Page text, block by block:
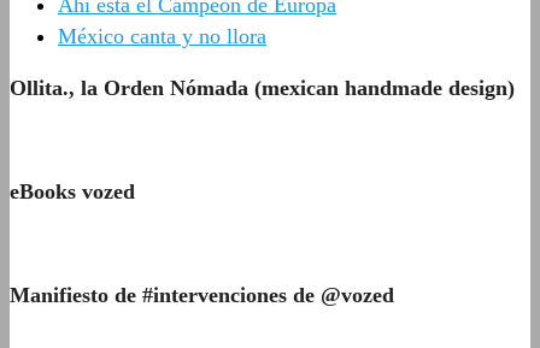
Ahí está el Campeón de Europa
México canta y no llora
Ollita., la Orden Nómada (mexican handmade design)
eBooks vozed
Manifiesto de #intervenciones de @vozed